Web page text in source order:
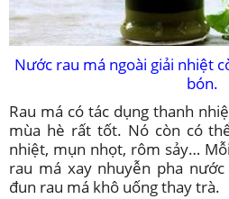
Nước rau má ngoài giải nhiệt
bón.
Rau má có tác dụng thanh
mùa hè rất tốt. Nó còn có
nhiệt, mụn nhọt, rôm sảy…
rau má xay nhuyễn pha
đun rau má khô uống thay trà.